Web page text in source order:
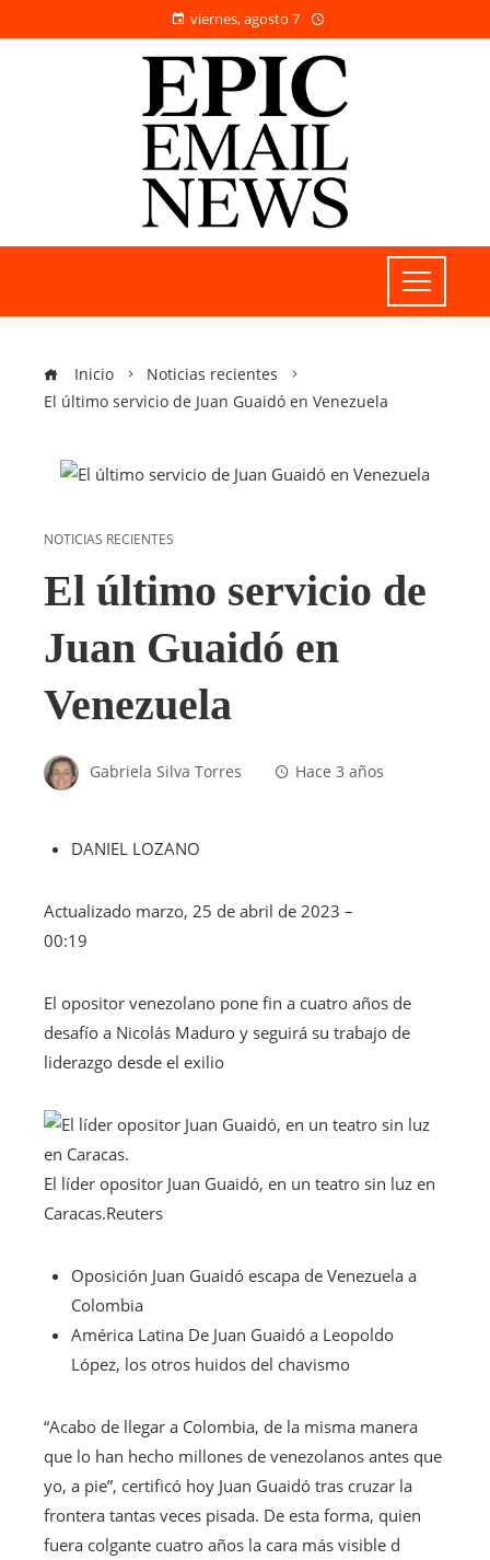
viernes, agosto 7
Inicio
Noticias recientes
El último servicio de Juan Guaidó en Venezuela
NOTICIAS RECIENTES
El último servicio de
Juan Guaidó en
Venezuela
Gabriela Silva Torres Hace 3 años
DANIEL LOZANO
Actualizado marzo, 25 de abril de 2023 –
00:19
El opositor venezolano pone fin a cuatro años de
desafío a Nicolás Maduro y seguirá su trabajo de
liderazgo desde el exilio
El líder opositor Juan Guaidó, en un teatro sin luz en
Caracas.Reuters
Oposición Juan Guaidó escapa de Venezuela a
Colombia
América Latina De Juan Guaidó a Leopoldo
López, los otros huidos del chavismo
“Acabo de llegar a Colombia, de la misma manera
que lo han hecho millones de venezolanos antes que
yo, a pie”, certificó hoy Juan Guaidó tras cruzar la
frontera tantas veces pisada. De esta forma, quien
fuera colgante cuatro años la cara más visible d